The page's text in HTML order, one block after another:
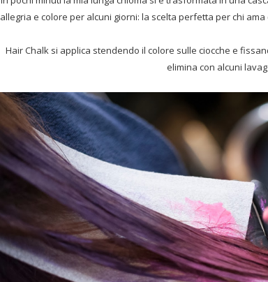
allegria e colore per alcuni giorni: la scelta perfetta per chi
Hair Chalk si applica stendendo il colore sulle ciocche e
elimina con alcuni